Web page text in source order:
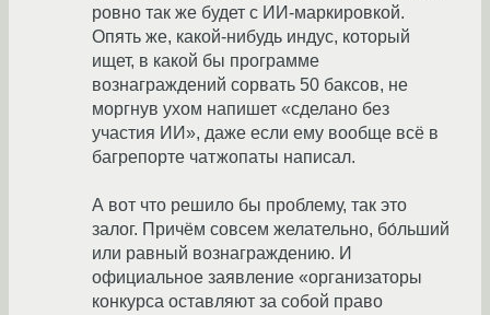
ровно так же будет с ИИ-маркировкой.
Опять же, какой-нибудь индус, который
ищет, в какой бы программе
вознаграждений сорвать 50 баксов, не
моргнув ухом напишет «сделано без
участия ИИ», даже если ему вообще всё в
багрепорте чатжопаты написал.
А вот что решило бы проблему, так это
залог. Причём совсем желательно, бо́льший
или равный вознаграждению. И
официальное заявление «организаторы
конкурса оставляют за собой право